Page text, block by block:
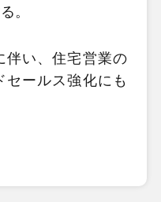
。
伴い、住宅営業の
セールス強化にも